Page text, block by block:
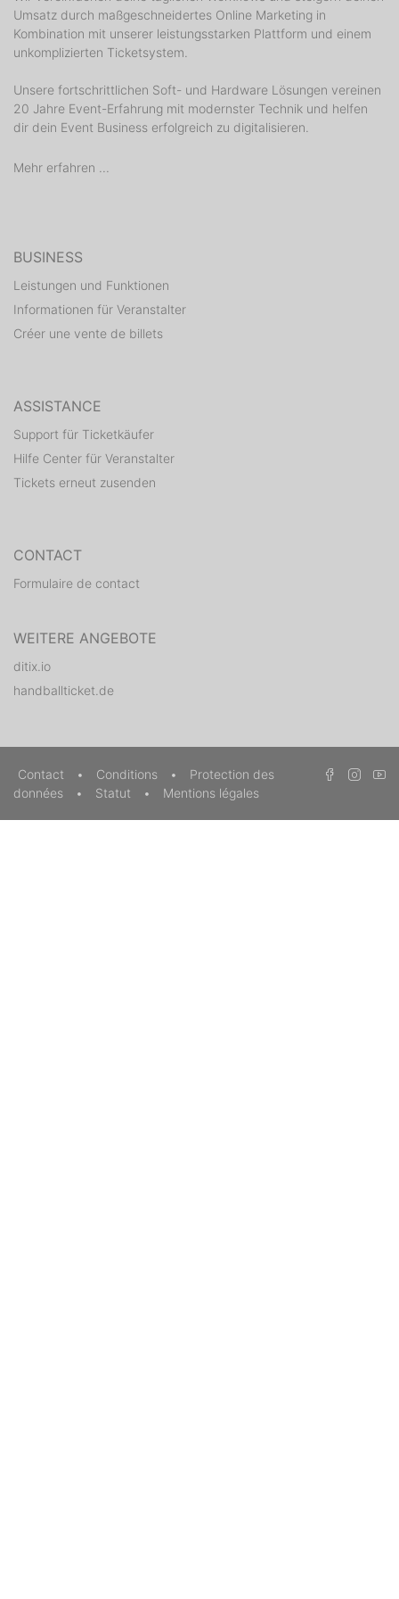
Bier: 2,50 Euro
Bacardi Oak: 5,00 Euro
Bacardi Razz: 5,00 Euro
Wodka Lemon: 5,00 Euro
Frankies: 2,00 Euro
Ab jetzt gilt in Ulm wieder: Party on Monday? Yes you
Fuckin’ Monday die Lebensqualität nachweislich um
14,28 Prozent steigert!
Alle Infos:
http://www.fuckinmonday.de/ulm
Umsatz durch maßgeschneidertes Online Marketing in
Kombination mit unserer leistungsstarken Plattform und einem
unkomplizierten Ticketsystem.
Unsere fortschrittlichen Soft- und Hardware Lösungen vereinen
20 Jahre Event-Erfahrung mit modernster Technik und helfen
dir dein Event Business erfolgreich zu digitalisieren.
Mehr erfahren ...
BUSINESS
Leistungen und Funktionen
Informationen für Veranstalter
Créer une vente de billets
ASSISTANCE
Support für Ticketkäufer
Hilfe Center für Veranstalter
Tickets erneut zusenden
CONTACT
Formulaire de contact
WEITERE ANGEBOTE
ditix.io
handballticket.de
Contact • Conditions •
Protection des
données
• Statut • Mentions légales